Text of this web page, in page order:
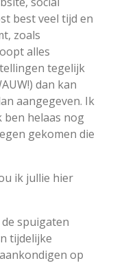
best veel tijd en
zoals
alles
tegelijk
dan kan
aangegeven. Ik
ben helaas nog
gekomen die
ik jullie hier
spuigaten
tijdelijke
op